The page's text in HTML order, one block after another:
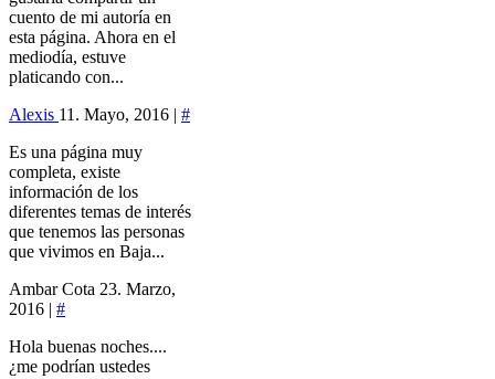
cuento de mi autoría en
esta página. Ahora en el
mediodía, estuve
platicando con...
Alexis 11. Mayo, 2016 | #
Es una página muy
completa, existe
información de los
diferentes temas de interés
que tenemos las personas
que vivimos en Baja...
Ambar Cota 23. Marzo,
2016 | #
Hola buenas noches....
¿me podrían ustedes